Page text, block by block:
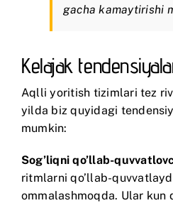
gacha kamaytirishi
Kelajak
Aqlli yoritish tizimlari tez
yilda biz quyidagi
mumkin:
Sog’liqni qo’llab-
ritmlarni qo’llab-
ommalashmoqda. Ular kun